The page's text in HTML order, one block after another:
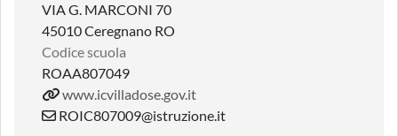
VIA G. MARCONI 70
45010 Ceregnano RO
Codice scuola
ROAA807049
www.icvilladose.gov.it
ROIC807009@istruzione.it